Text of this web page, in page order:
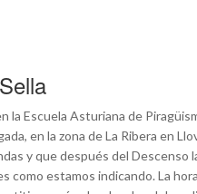
la Escuela Asturiana de
en la zona de La Ribera en
y que después del Descenso
como estamos indicando. La